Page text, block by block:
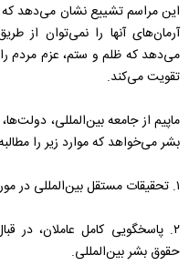
این مراسم تشییع نشان می‌دهد
آرمان‌های آنها را نمی‌توان از
می‌دهد که ظلم و ستم، عزم مردم
تقویت می‌کند.
ماپیم از جامعه بین‌المللی،
بشر می‌خواهد که موارد زیر را
۱. تحقیقات مستقل بین‌المللی در مورد ترور و همه طرف‌های مسئول.
۲. پاسخگویی کامل عاملان، در
حقوق بشر بین‌المللی.